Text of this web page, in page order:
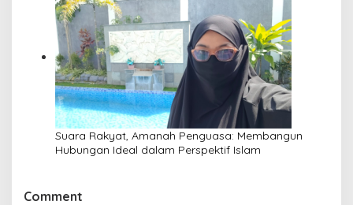
Suara Rakyat, Amanah Penguasa: Membangun
Hubungan Ideal dalam Perspektif Islam
Comment